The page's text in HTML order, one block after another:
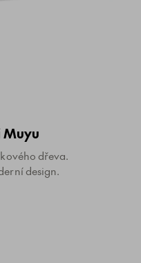
Muyu
dřeva.
design.